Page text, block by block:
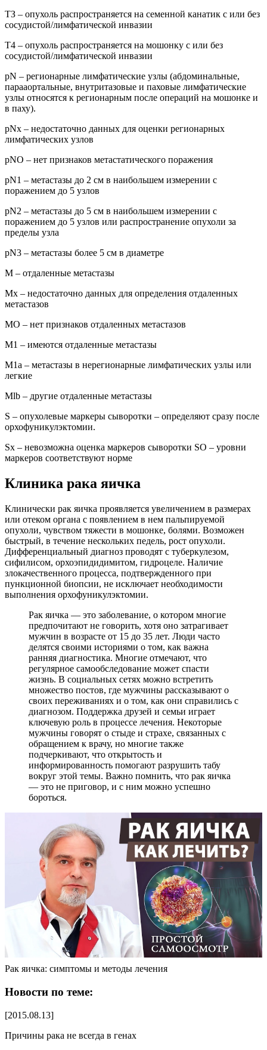
ТЗ – опухоль распространяется на семенной канатик с или без
сосудистой/лимфатической инвазии
Т4 – опухоль распространяется на мошонку с или без
сосудистой/лимфатической инвазии
pN – регионарные лимфатические узлы (абдоминальные,
парааортальные, внутритазовые и паховые лимфатические
узлы относятся к регионарным после операций на мошонке и
в паху).
pNx – недостаточно данных для оценки регионарных
лимфатических узлов
pNO – нет признаков метастатического поражения
pN1 – метастазы до 2 см в наибольшем измерении с
поражением до 5 узлов
pN2 – метастазы до 5 см в наибольшем измерении с
поражением до 5 узлов или распространение опухоли за
пределы узла
pN3 – метастазы более 5 см в диаметре
М – отдаленные метастазы
Мх – недостаточно данных для определения отдаленных
метастазов
МО – нет признаков отдаленных метастазов
М1 – имеются отдаленные метастазы
М1а – метастазы в нерегионарные лимфатических узлы или
легкие
Mlb – другие отдаленные метастазы
S – опухолевые маркеры сыворотки – определяют сразу после
орхофуникулэктомии.
Sx – невозможна оценка маркеров сыворотки SO – уровни
маркеров соответствуют норме
Клиника рака яичка
Клинически рак яичка проявляется увеличением в размерах
или отеком органа с появлением в нем пальпируемой
опухоли, чувством тяжести в мошонке, болями. Возможен
быстрый, в течение нескольких педель, рост опухоли.
Дифференциальный диагноз проводят с туберкулезом,
сифилисом, орхоэпидидимитом, гидроцеле. Наличие
злокачественного процесса, подтвержденного при
пункционной биопсии, не исключает необходимости
выполнения орхофуникулэктомии.
Рак яичка — это заболевание, о котором многие
предпочитают не говорить, хотя оно затрагивает
мужчин в возрасте от 15 до 35 лет. Люди часто
делятся своими историями о том, как важна
ранняя диагностика. Многие отмечают, что
регулярное самообследование может спасти
жизнь. В социальных сетях можно встретить
множество постов, где мужчины рассказывают о
своих переживаниях и о том, как они справились с
диагнозом. Поддержка друзей и семьи играет
ключевую роль в процессе лечения. Некоторые
мужчины говорят о стыде и страхе, связанных с
обращением к врачу, но многие также
подчеркивают, что открытость и
информированность помогают разрушить табу
вокруг этой темы. Важно помнить, что рак яичка
— это не приговор, и с ним можно успешно
бороться.
Рак яичка: симптомы и методы лечения
Новости по теме:
[2015.08.13]
Причины рака не всегда в генах